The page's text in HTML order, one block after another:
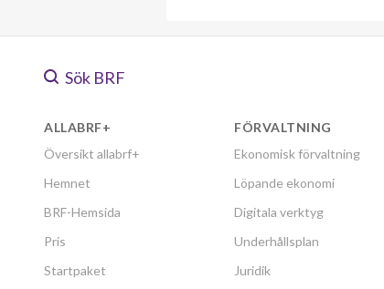
Sök BRF
ALLABRF+
Översikt allabrf+
Hemnet
BRF-Hemsida
Pris
Startpaket
FÖRVALTNING
Ekonomisk förvaltning
Löpande ekonomi
Digitala verktyg
Underhållsplan
Juridik